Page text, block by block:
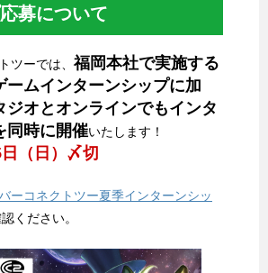
募について
ツーでは、 福岡本社で実施する
ームインターンシップに加
ジオとオンラインでもインタ
同時に開催いたします！
（日）〆切
ーコネクトツー夏季インターンシッ
ください。